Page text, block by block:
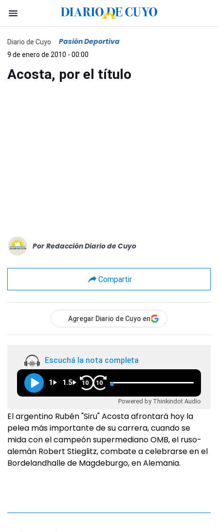
Diario de Cuyo Pasión Deportiva
9 de enero de 2010 - 00:00
Acosta, por el título
Por Redacción Diario de Cuyo
Compartir
Agregar Diario de Cuyo en
Escuchá la nota completa
1 1.5 10 10
Powered by Thinkindot Audio
El argentino Rubén "Siru" Acosta afrontará hoy la
pelea más importante de su carrera, cuando se
mida con el campeón supermediano OMB, el ruso-
alemán Robert Stieglitz, combate a celebrarse en el
Bordelandhalle de Magdeburgo, en Alemania.